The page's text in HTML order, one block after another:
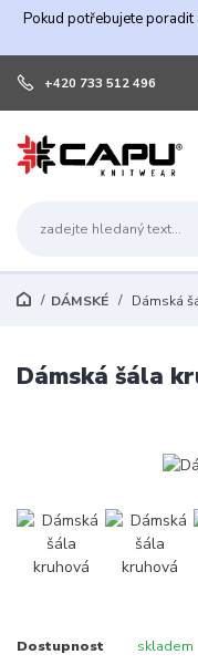
Pokud potřebujete poradit
+420 733 512 496
DÁMSKÉ Dámská
Dámská šála
Dostupnost skladem